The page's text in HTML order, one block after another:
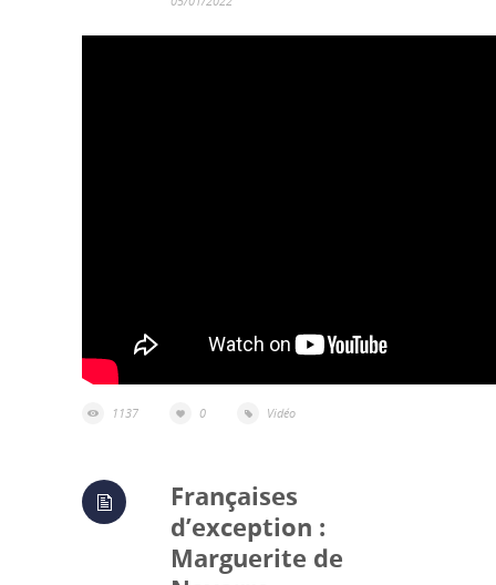
1137 0 Vidéo
Françaises
d’exception :
Marguerite de